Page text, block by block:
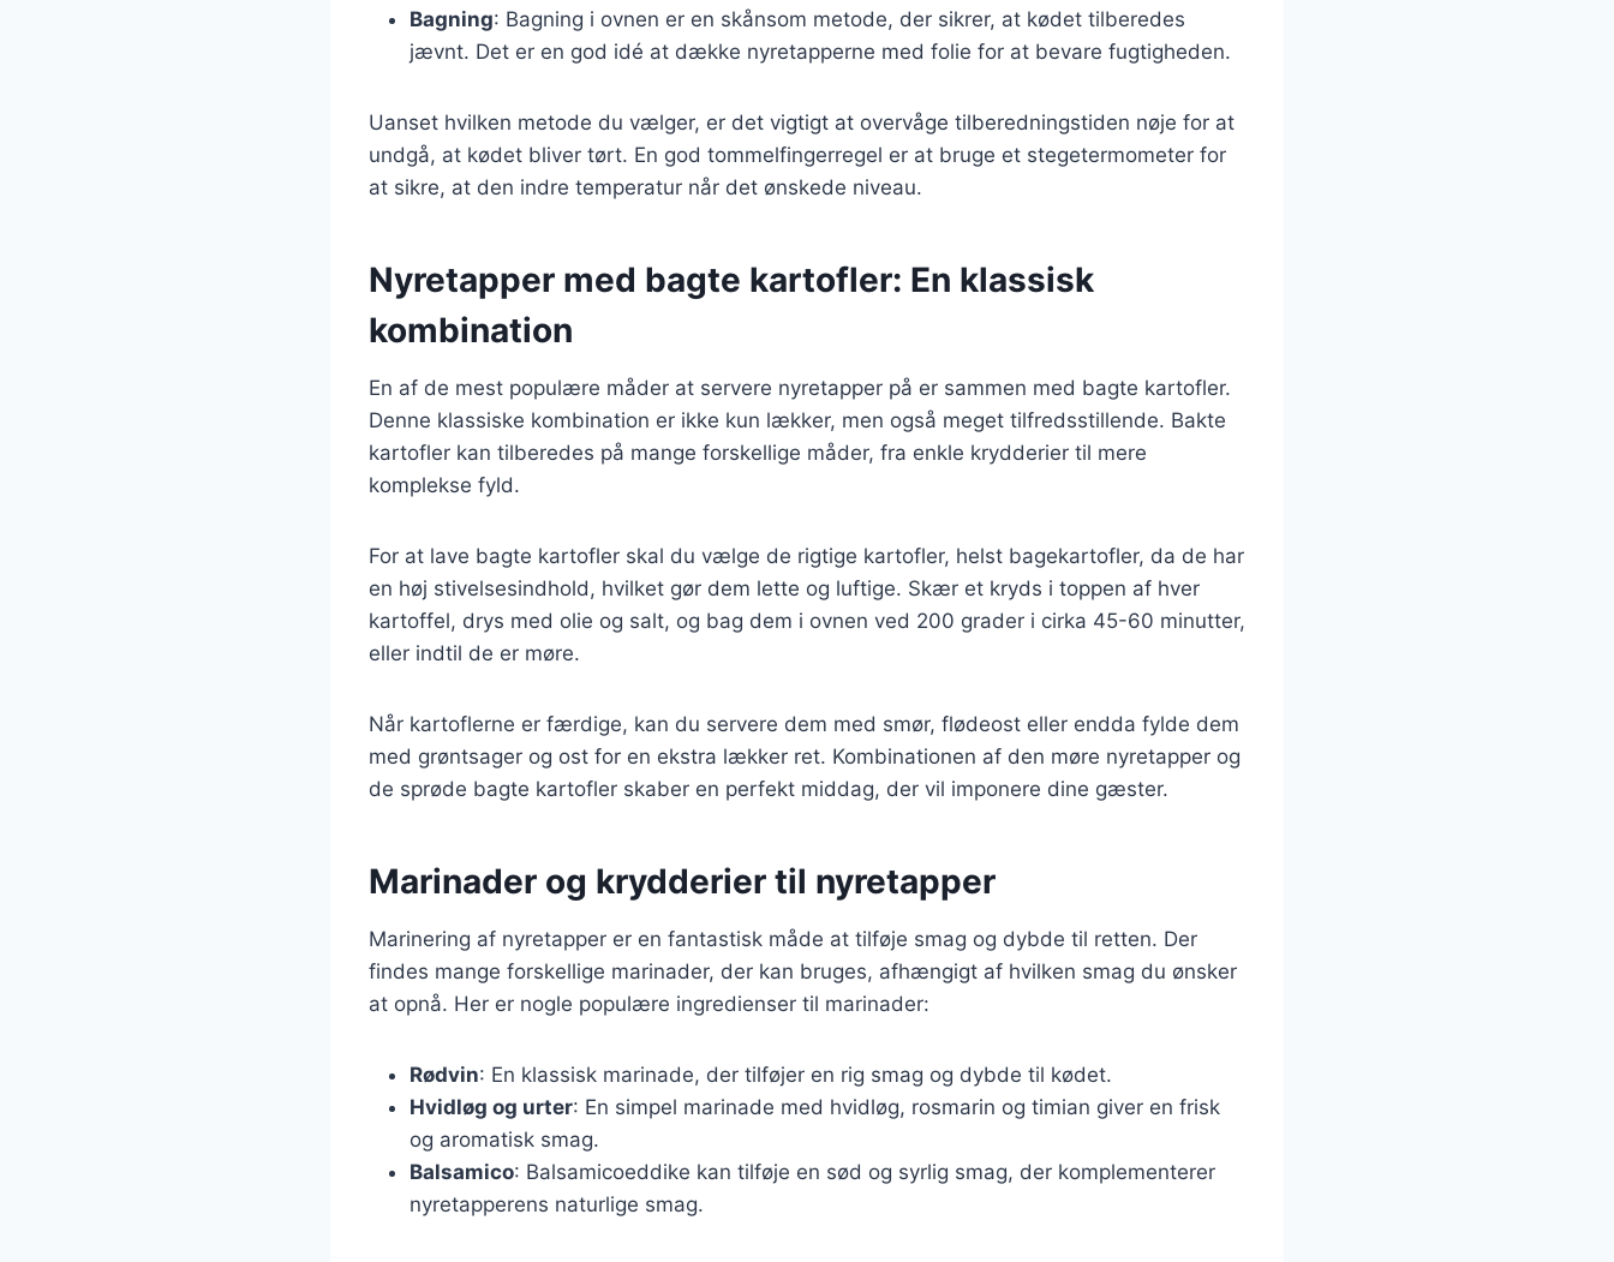
Bagning: Bagning i ovnen er en skånsom metode, der sikrer, at kødet tilberedes
jævnt. Det er en god idé at dække nyretapperne med folie for at bevare fugtigheden.
Uanset hvilken metode du vælger, er det vigtigt at overvåge tilberedningstiden nøje for at
undgå, at kødet bliver tørt. En god tommelfingerregel er at bruge et stegetermometer for
at sikre, at den indre temperatur når det ønskede niveau.
Nyretapper med bagte kartofler: En klassisk
kombination
En af de mest populære måder at servere nyretapper på er sammen med bagte kartofler.
Denne klassiske kombination er ikke kun lækker, men også meget tilfredsstillende. Bakte
kartofler kan tilberedes på mange forskellige måder, fra enkle krydderier til mere
komplekse fyld.
For at lave bagte kartofler skal du vælge de rigtige kartofler, helst bagekartofler, da de har
en høj stivelsesindhold, hvilket gør dem lette og luftige. Skær et kryds i toppen af hver
kartoffel, drys med olie og salt, og bag dem i ovnen ved 200 grader i cirka 45-60 minutter,
eller indtil de er møre.
Når kartoflerne er færdige, kan du servere dem med smør, flødeost eller endda fylde dem
med grøntsager og ost for en ekstra lækker ret. Kombinationen af den møre nyretapper og
de sprøde bagte kartofler skaber en perfekt middag, der vil imponere dine gæster.
Marinader og krydderier til nyretapper
Marinering af nyretapper er en fantastisk måde at tilføje smag og dybde til retten. Der
findes mange forskellige marinader, der kan bruges, afhængigt af hvilken smag du ønsker
at opnå. Her er nogle populære ingredienser til marinader:
Rødvin: En klassisk marinade, der tilføjer en rig smag og dybde til kødet.
Hvidløg og urter: En simpel marinade med hvidløg, rosmarin og timian giver en frisk
og aromatisk smag.
Balsamico: Balsamicoeddike kan tilføje en sød og syrlig smag, der komplementerer
nyretapperens naturlige smag.